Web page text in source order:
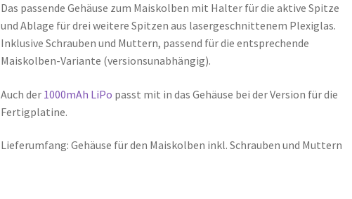
Das passende Gehäuse zum Maiskolben mit Halter für die aktive Spitze
und Ablage für drei weitere Spitzen aus lasergeschnittenem Plexiglas.
Inklusive Schrauben und Muttern, passend für die entsprechende
Maiskolben-Variante (versionsunabhängig).
Auch der 1000mAh LiPo passt mit in das Gehäuse bei der Version für die
Fertigplatine.
Lieferumfang: Gehäuse für den Maiskolben inkl. Schrauben und Muttern